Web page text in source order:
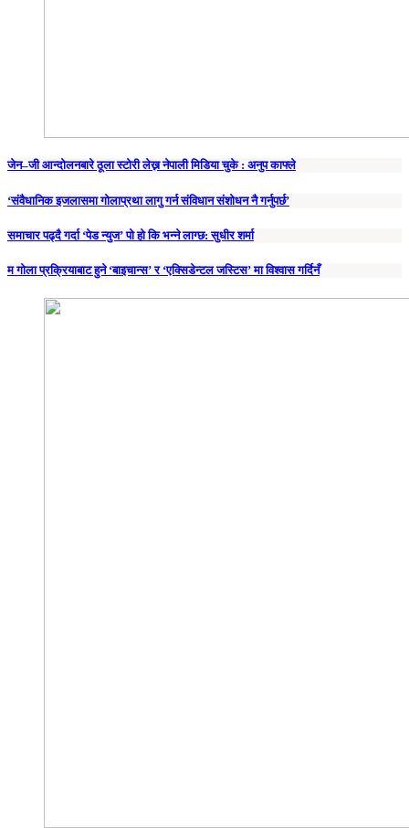
जेन–जी आन्दोलनबारे ठूला स्टोरी लेख्न नेपाली मिडिया चुके : अनुप काफ्ले
‘संवैधानिक इजलासमा गोलाप्रथा लागु गर्न संविधान संशोधन नै गर्नुपर्छ’
समाचार पढ्दै गर्दा ‘पेड न्युज’ पो हो कि भन्ने लाग्छ: सुधीर शर्मा
म गोला प्रक्रियाबाट हुने ‘बाइचान्स’ र ‘एक्सिडेन्टल जस्टिस’ मा विश्वास गर्दिनँ